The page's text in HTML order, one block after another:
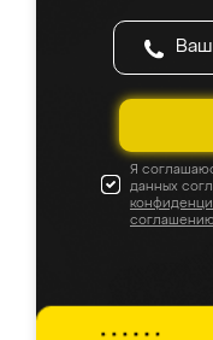
Я
данных
соглашению